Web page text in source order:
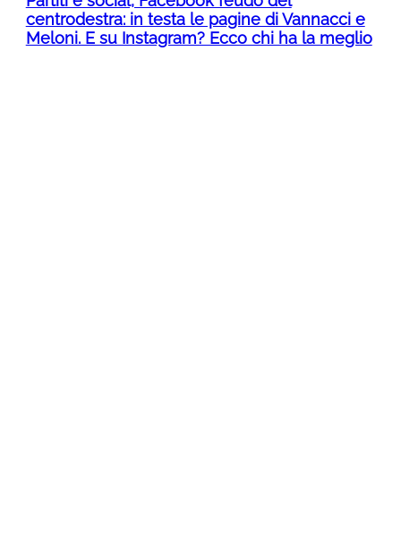
centrodestra: in testa le pagine di Vannacci e
Meloni. E su Instagram? Ecco chi ha la meglio